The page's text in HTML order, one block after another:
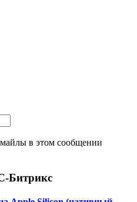
в этом сообщении
Битрикс